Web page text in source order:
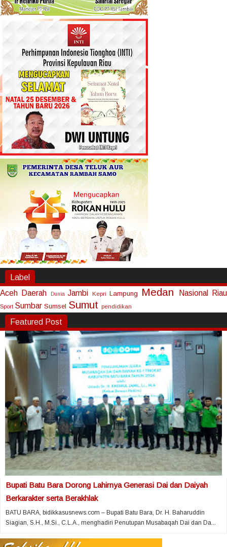
Label
Aceh Daerah Dunia Jambi Kepri Lampung Medan Nasional Riau
Sport Sumbar Sumsel Sumut pendidikan
Featured Post
Bupati Batu Bara Dorong Lahirnya Generasi Dai dan Daiyah
Berkarakter serta Berakhlak
BATU BARA, bidikkasusnews.com – Bupati Batu Bara, Dr. H. Baharuddin
Siagian, S.H., M.Si., C.L.A., menghadiri Penutupan Musabaqah Dai dan Da...